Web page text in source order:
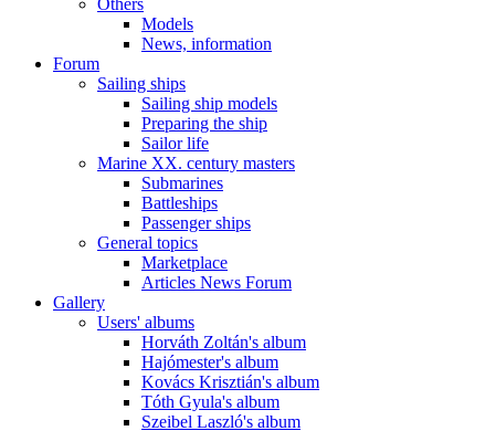
Models
News, information
Forum
Sailing ships
Sailing ship models
Preparing the ship
Sailor life
Marine XX. century masters
Submarines
Battleships
Passenger ships
General topics
Marketplace
Articles News Forum
Gallery
Users' albums
Horváth Zoltán's album
Hajómester's album
Kovács Krisztián's album
Tóth Gyula's album
Szeibel Laszló's album